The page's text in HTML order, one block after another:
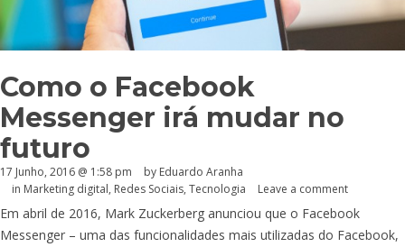
Como o Facebook
Messenger irá mudar no
futuro
17 Junho, 2016 @ 1:58 pm by Eduardo Aranha
in Marketing digital, Redes Sociais, Tecnologia Leave a comment
Em abril de 2016, Mark Zuckerberg anunciou que o Facebook
Messenger – uma das funcionalidades mais utilizadas do Facebook,